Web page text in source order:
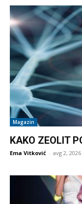
Magazin
KAKO ZEOLIT
Ema Vitković - avg 2, 2026